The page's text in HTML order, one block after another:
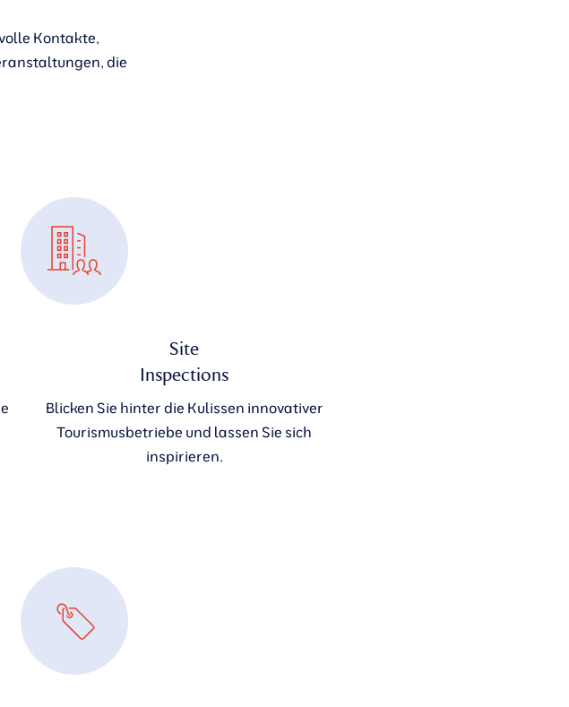
Kontakte,
die
Site
Inspections
Blicken Sie hinter die Kulissen innovativer
Tourismusbetriebe und lassen Sie sich
inspirieren.